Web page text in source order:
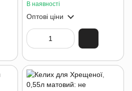
В наявності
Оптові ціни